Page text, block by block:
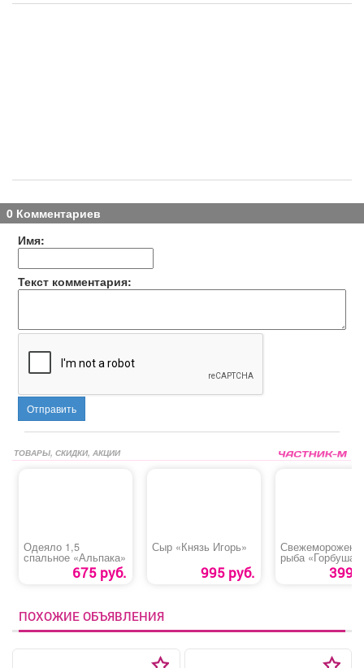
0 Комментариев
Имя:
Текст комментария:
Отправить
ТОВАРЫ, СКИДКИ, АКЦИИ
Одеяло 1,5
спальное «Альпака»
675 руб.
Сыр «Князь Игорь»
995 руб.
рыба «Горбуша»
399
ПОХОЖИЕ ОБЪЯВЛЕНИЯ